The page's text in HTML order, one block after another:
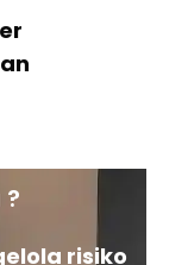
risiko